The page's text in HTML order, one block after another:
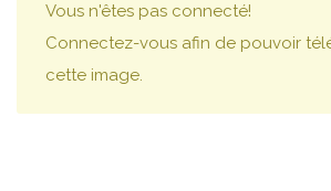
Vous n'êtes pas connecté!
Connectez-vous afin de pouvoir
cette image.